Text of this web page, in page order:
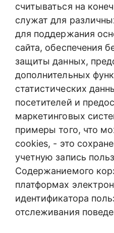
считываться на
служат для
для поддержания
сайта, обеспечения
защиты данных,
дополнительных
статистических
посетителей и
маркетинговых
примеры того, что
cookies, - это
учетную запись
Содержаниемого
платформах
идентификатора
отслеживания